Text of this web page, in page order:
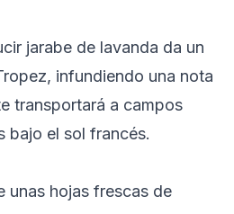
jarabe de lavanda da un
infundiendo una nota
transportará a campos
bajo el sol francés.
unas hojas frescas de